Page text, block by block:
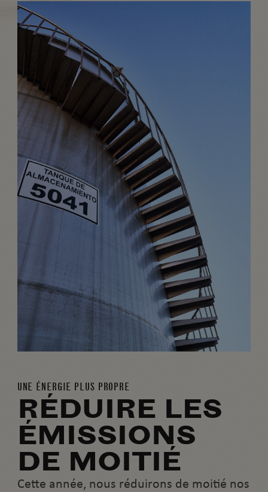
UNE ÉNERGIE PLUS PROPRE
RÉDUIRE LES
ÉMISSIONS
DE MOITIÉ
Cette année, nous réduirons de moitié nos